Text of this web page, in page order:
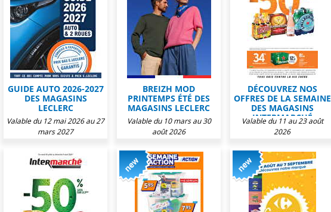
GUIDE AUTO 2026-2027
DES MAGASINS
LECLERC
Valable du 12 mai 2026 au 27
mars 2027
BREIZH MOD
PRINTEMPS ÉTÉ DES
MAGASINS LECLERC
Valable du 10 mars au 30
août 2026
DÉCOUVREZ NOS
OFFRES DE LA SEMAINE
DES MAGASINS
INTERMARCHÉ
Valable du 11 au 23 août
2026